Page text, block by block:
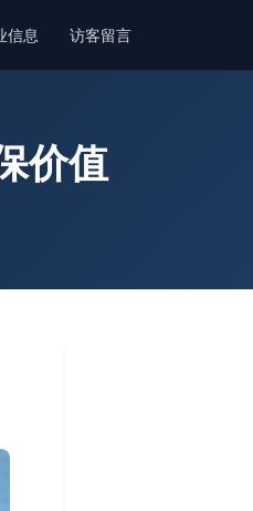
信息 访客留言
价值